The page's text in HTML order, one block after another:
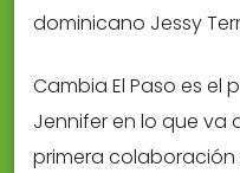
dominicano Jessy
Cambia El Paso es
Jennifer en lo que va
primera colaboración